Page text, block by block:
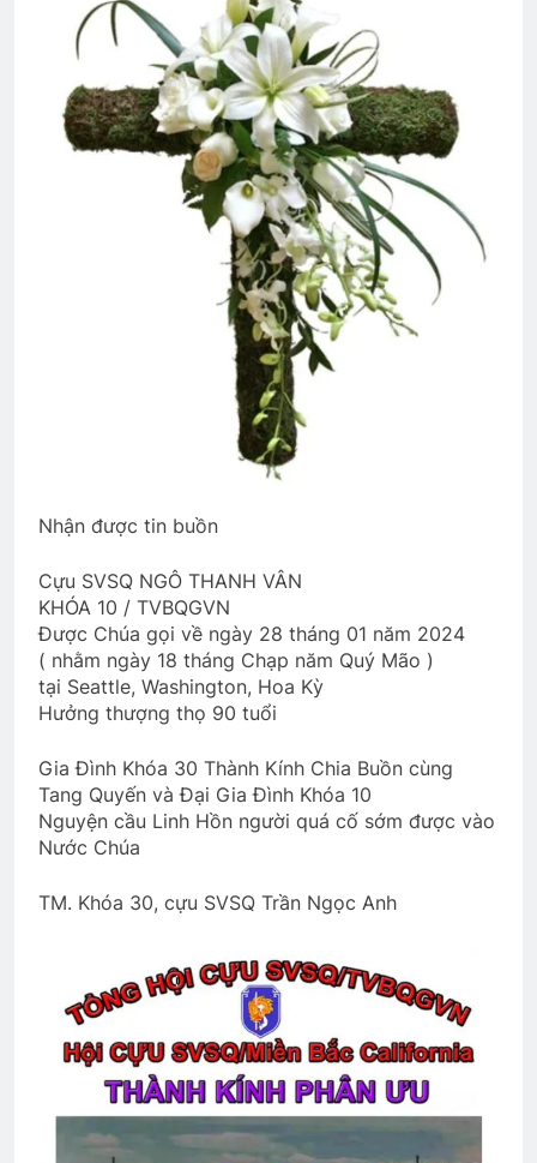
THỜI GIAN VÔ TẬN (Rabindranath
Tagore)
3 Years Ago
CSVSQ Lương Văn Hơi K8
2 Years Ago
ĐẦU NĂM NGUYỆN ƯỚC
2 Years Ago
Thăm QP Trần Thiện Đâu K19/1
2 Years Ago
3 Years Ago 1 Year Ago
Trận đánh đầu tiên, trận đánh cuối
cùng
2 Years Ago
HỎI LÀM QUEN
3 Years Ago
ĐỪNG NÓI YÊU TÔI (William
3 Years Ago
English For Today book 2
1 Year Ago
Nhận được tin buồn
Cựu SVSQ NGÔ THANH VÂN
KHÓA 10 / TVBQGVN
Được Chúa gọi về ngày 28 tháng 01 năm 2024
( nhằm ngày 18 tháng Chạp năm Quý Mão )
tại Seattle, Washington, Hoa Kỳ
Hưởng thượng thọ 90 tuổi
Gia Đình Khóa 30 Thành Kính Chia Buồn cùng
Tang Quyến và Đại Gia Đình Khóa 10
Nguyện cầu Linh Hồn người quá cố sớm được vào
Nước Chúa
TM. Khóa 30, cựu SVSQ Trần Ngọc Anh